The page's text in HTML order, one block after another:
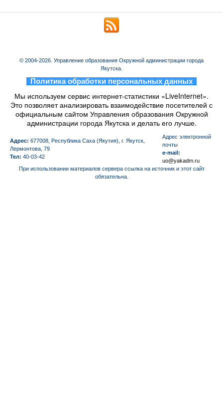
© 2004-2026. Управление образования Окружной администрации города
Якутска.
Политика обработки персональных данных
Мы используем сервис интернет-статистики «LiveInternet».
Это позволяет анализировать взаимодействие посетителей с
официальным сайтом Управления образования Окружной
администрации города Якутска и делать его лучше.
Адрес: 677008, Республика Саха (Якутия), г. Якутск,
Лермонтова, 79
Тел: 40-03-42
Aдрес электронной
почты
e-mail:
uo@yakadm.ru
При использовании материалов сервера ссылка на источник и этот сайт
обязательна.